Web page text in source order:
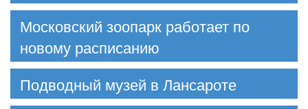
Московский зоопарк работает по
новому расписанию
Подводный музей в Лансароте